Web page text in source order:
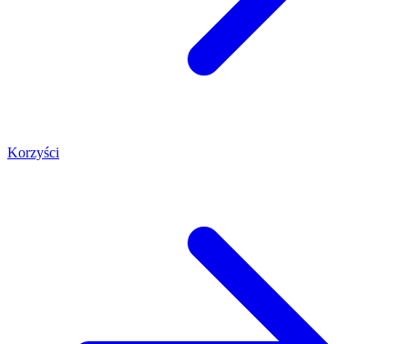
Korzyści